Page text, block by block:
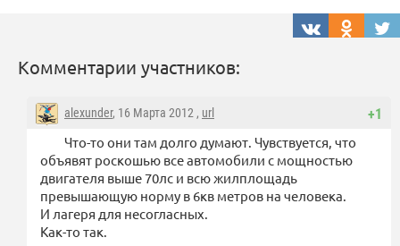
Комментарии участников:
+1
alexunder, 16 Марта 2012 , url
Что-то они там долго думают. Чувствуется, что
объявят роскошью все автомобили с мощностью
двигателя выше 70лс и всю жилплощадь
превышающую норму в 6кв метров на человека.
И лагеря для несогласных.
Как-то так.